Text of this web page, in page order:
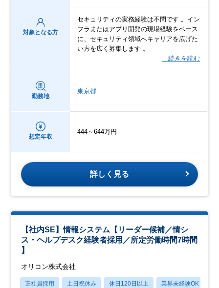
対象となる方
セキュリティの実務経験は不問です 。イン
フラまたはアプリ開発の現場経験をベース
に、セキュリティ領域へキャリアを広げた
い方を広く募集します 。
…続きを読む
勤務地
東京都
想定年収
444～644万円
詳しく見る
【社内SE】情報システム【リーダー候補／情シ
ス・ヘルプデスク経験者採用／所定労働時間7時間
】
オリコン株式会社
正社員採用 土日祝休み 休日120日以上 業界未経験OK